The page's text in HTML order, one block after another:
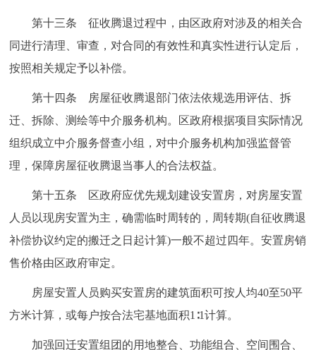
第十三条 征收腾退过程中，由区政府对涉及的相关合
同进行清理、审查，对合同的有效性和真实性进行认定后，
按照相关规定予以补偿。
第十四条 房屋征收腾退部门依法依规选用评估、拆
迁、拆除、测绘等中介服务机构。区政府根据项目实际情况
组织成立中介服务督查小组，对中介服务机构加强监督管
理，保障房屋征收腾退当事人的合法权益。
第十五条 区政府应优先规划建设安置房，对房屋安置
人员以现房安置为主，确需临时周转的，周转期(自征收腾退
补偿协议约定的搬迁之日起计算)一般不超过四年。安置房销
售价格由区政府审定。
房屋安置人员购买安置房的建筑面积可按人均40至50平
方米计算，或每户按合法宅基地面积1∶1计算。
加强回迁安置组团的用地整合、功能组合、空间围合、